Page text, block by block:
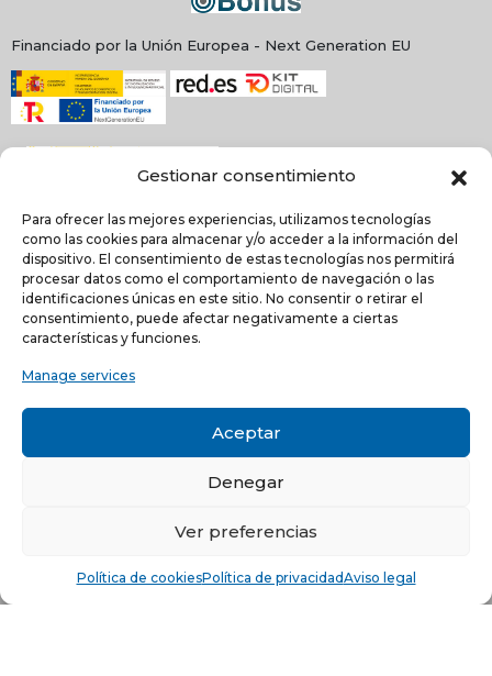
Gestionar consentimiento
Para ofrecer las mejores experiencias, utilizamos tecnologías
como las cookies para almacenar y/o acceder a la información del
dispositivo. El consentimiento de estas tecnologías nos permitirá
procesar datos como el comportamiento de navegación o las
identificaciones únicas en este sitio. No consentir o retirar el
consentimiento, puede afectar negativamente a ciertas
características y funciones.
Manage services
Aceptar
Denegar
Ver preferencias
Política de cookiesPolítica de privacidadAviso legal
Financiado por la Unión Europea - Next Generation EU
NEWSLETTER
Acepto recibir comunicaciones electrónicas informativas de Quilinox S.L. de
C/ Louis Pasteur, 4 - Parque Tecnológico de Valencia -
© Copyright 2021 -Aviso legal-Política de privacidad-Política